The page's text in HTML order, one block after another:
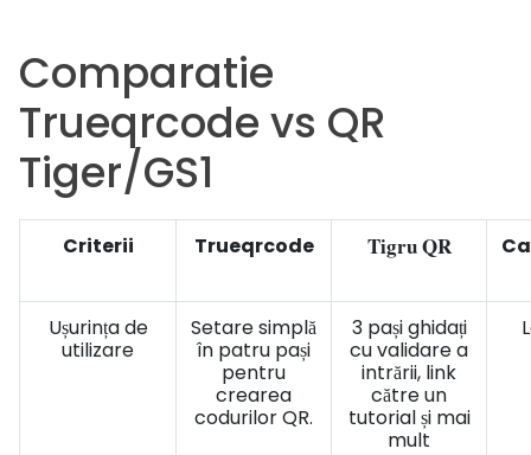
Comparatie
Trueqrcode vs QR
Tiger/GS1
Criterii Trueqrcode Tigru QR
Ușurința de
utilizare
Setare simplă
în patru pași
pentru
crearea
codurilor QR.
3 pași ghidați
cu validare a
intrării, link
către un
tutorial și mai
mult